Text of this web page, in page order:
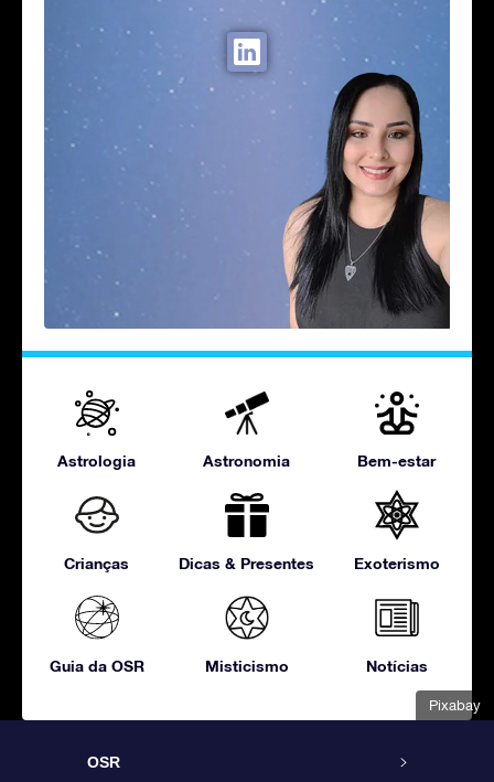
Pixabay
Astrologia Astronomia Bem-estar
Crianças Dicas & Presentes Exoterismo
Guia da OSR Misticismo Notícias
OSR